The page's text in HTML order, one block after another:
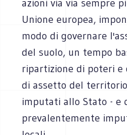
azioni via via sempre
Unione europea,
modo di governare
del suolo, un tempo
ripartizione di poteri e
di assetto del
imputati allo Stato - e
prevalentemente